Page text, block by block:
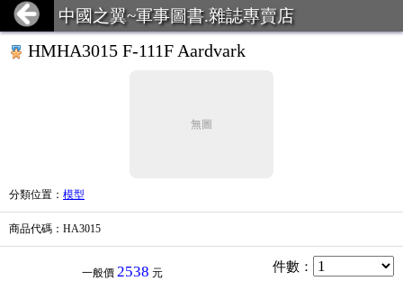
中國之翼~軍事圖書.雜誌專賣店
HMHA3015 F-111F Aardvark
無圖
分類位置 ： 模型
商品代碼 ：HA3015
一般價 2538 元 件數 ：